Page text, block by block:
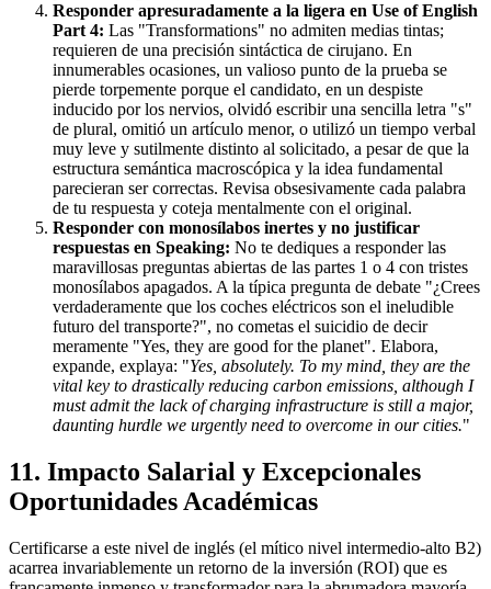
Responder apresuradamente a la ligera en Use of English
Part 4: Las "Transformations" no admiten medias tintas;
requieren de una precisión sintáctica de cirujano. En
innumerables ocasiones, un valioso punto de la prueba se
pierde torpemente porque el candidato, en un despiste
inducido por los nervios, olvidó escribir una sencilla letra "s"
de plural, omitió un artículo menor, o utilizó un tiempo verbal
muy leve y sutilmente distinto al solicitado, a pesar de que la
estructura semántica macroscópica y la idea fundamental
parecieran ser correctas. Revisa obsesivamente cada palabra
de tu respuesta y coteja mentalmente con el original.
Responder con monosílabos inertes y no justificar
respuestas en Speaking: No te dediques a responder las
maravillosas preguntas abiertas de las partes 1 o 4 con tristes
monosílabos apagados. A la típica pregunta de debate "¿Crees
verdaderamente que los coches eléctricos son el ineludible
futuro del transporte?", no cometas el suicidio de decir
meramente "Yes, they are good for the planet". Elabora,
expande, explaya: "Yes, absolutely. To my mind, they are the
vital key to drastically reducing carbon emissions, although I
must admit the lack of charging infrastructure is still a major,
daunting hurdle we urgently need to overcome in our cities."
11. Impacto Salarial y Excepcionales
Oportunidades Académicas
Certificarse a este nivel de inglés (el mítico nivel intermedio-alto B2)
acarrea invariablemente un retorno de la inversión (ROI) que es